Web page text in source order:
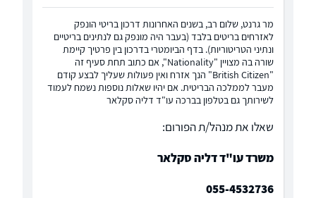
מר גרנט, שלום רב, בשנים האחרונות דרכון בריטי הונפק
לאזרחים בריטים בלבד (בעבר היה מונפק גם לנתינים בריטיים
ונתיני הטריטוריות). בדף הביומטרי בדרכון בין פרטיך קיימת
שורה בה מצויין "Nationality", אם כתוב תחת סעיף זה
"British Citizen" הנך אזרח ואין פעולות שעליך לבצע קודם
מעבר לממלכה הבריטית. אם יהיו שאלות נוספות נשמח לעמוד
לשירותך גם בטלפון בברכה עו"ד דליה סקלאר
שאלו את מנהל/ת הפורום:
משרד עו"ד דליה סקלאר
055-4532736